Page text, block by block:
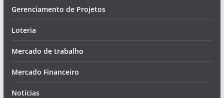
Gerenciamento de Projetos
Loteria
Mercado de trabalho
Mercado Financeiro
Notícias